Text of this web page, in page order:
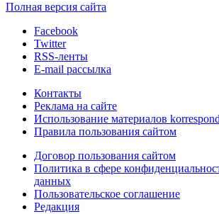
Полная версия сайта
Facebook
Twitter
RSS-ленты
E-mail рассылка
Контакты
Реклама на сайте
Использование материалов
Правила пользования сайтом
Договор пользования сайтом
Политика в сфере
данных
Пользовательское соглашение
Редакция